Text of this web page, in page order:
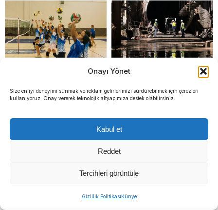
Onayı Yönet
Size en iyi deneyimi sunmak ve reklam gelirlerimizi sürdürebilmek için çerezleri
kullanıyoruz. Onay vererek teknolojik altyapımıza destek olabilirsiniz.
Kabul et
Reddet
Tercihleri görüntüle
Gizlilik PolitikasıKünye
yoğun ilgi: Çocukların
hayallerini Filenin Sultanları
adım: Tünellerin büyük
bölümü tamamlandı